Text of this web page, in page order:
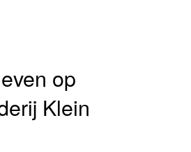
op
Klein